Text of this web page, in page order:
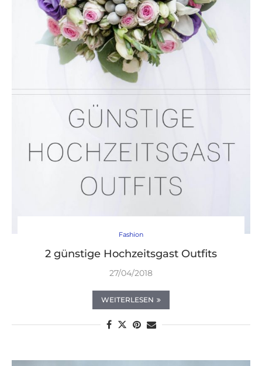
Fashion
2 günstige Hochzeitsgast Outfits
27/04/2018
WEITERLESEN